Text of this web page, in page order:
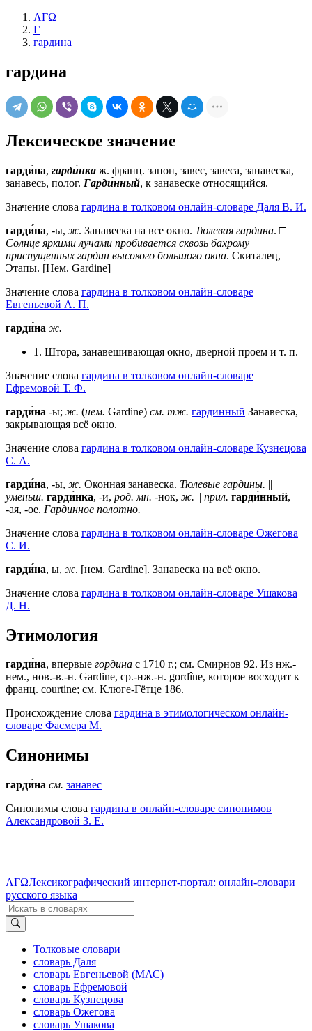
ΛΓΩ
Г
гардина
гардина
Лексическое значение
гарди́на, гарди́нка ж. франц. запон, завес, завеса, занавеска,
занавесь, полог. Гарди́нный, к занавеске относящийся.
Значение слова гардина в толковом онлайн-словаре Даля В. И.
гарди́на, -ы, ж. Занавеска на все окно. Тюлевая гардина. □
Солнце яркими лучами пробивается сквозь бахрому
приспущенных гардин высокого большого окна. Скиталец,
Этапы. [Нем. Gardine]
Значение слова гардина в толковом онлайн-словаре
Евгеньевой А. П.
гарди́на ж.
1. Штора, занавешивающая окно, дверной проем и т. п.
Значение слова гардина в толковом онлайн-словаре
Ефремовой Т. Ф.
гарди́на -ы; ж. (нем. Gardine) см. тж. гардинный Занавеска,
закрывающая всё окно.
Значение слова гардина в толковом онлайн-словаре Кузнецова
С. А.
гарди́на, -ы, ж. Оконная занавеска. Тюлевые гардины. ||
уменьш. гарди́нка, -и, род. мн. -нок, ж. || прил. гарди́нный,
-ая, -ое. Гардинное полотно.
Значение слова гардина в толковом онлайн-словаре Ожегова
C. И.
гарди́на, ы, ж. [нем. Gardine]. Занавеска на всё окно.
Значение слова гардина в толковом онлайн-словаре Ушакова
Д. Н.
Этимология
гарди́на, впервые гордина с 1710 г.; см. Смирнов 92. Из нж.-
нем., нов.-в.-н. Gardine, ср.-нж.-н. gordîne, которое восходит к
франц. courtine; см. Клюге-Гётце 186.
Происхождение слова гардина в этимологическом онлайн-
словаре Фасмера М.
Синонимы
гарди́на см. занавес
Синонимы слова гардина в онлайн-словаре синонимов
Александровой З. Е.
ΛΓΩЛексикографический интернет-портал: онлайн-словари
русского языка
Толковые словари
словарь Даля
словарь Евгеньевой (МАС)
словарь Ефремовой
словарь Кузнецова
словарь Ожегова
словарь Ушакова